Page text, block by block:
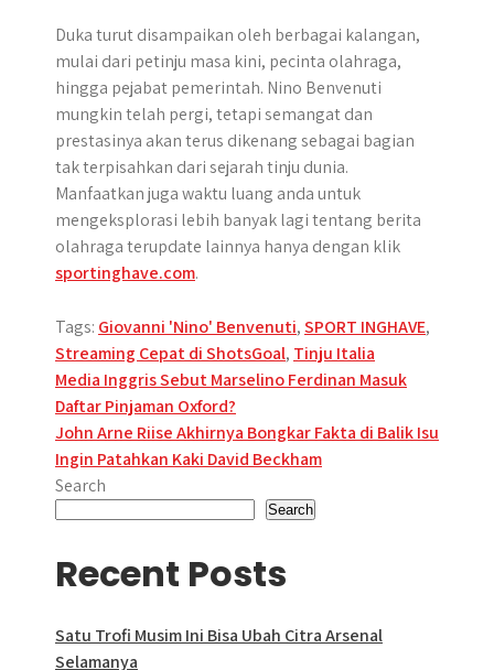
Duka turut disampaikan oleh berbagai kalangan,
mulai dari petinju masa kini, pecinta olahraga,
hingga pejabat pemerintah. Nino Benvenuti
mungkin telah pergi, tetapi semangat dan
prestasinya akan terus dikenang sebagai bagian
tak terpisahkan dari sejarah tinju dunia.
Manfaatkan juga waktu luang anda untuk
mengeksplorasi lebih banyak lagi tentang berita
olahraga terupdate lainnya hanya dengan klik
sportinghave.com.
Tags: Giovanni 'Nino' Benvenuti,SPORT INGHAVE,
Streaming Cepat di ShotsGoal, Tinju Italia
Post
navigation
Media Inggris Sebut Marselino Ferdinan Masuk
Daftar Pinjaman Oxford?
John Arne Riise Akhirnya Bongkar Fakta di Balik Isu
Ingin Patahkan Kaki David Beckham
Search
Search
Recent Posts
Satu Trofi Musim Ini Bisa Ubah Citra Arsenal
Selamanya